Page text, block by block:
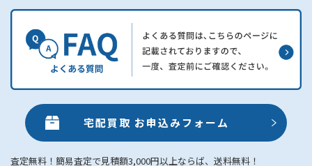
宅配買取 お申込みフォーム
査定無料！簡易査定で見積額3,000円以上ならば、送料無料！